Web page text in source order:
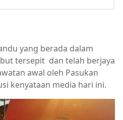
yang berada dalam
tersepit dan telah berjaya
awal oleh Pasukan
kenyataan media hari ini.